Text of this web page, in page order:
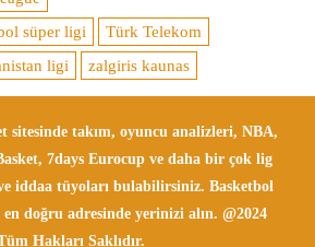
süper ligi
Türk Telekom
ligi zalgiris kaunas
sitesinde takım, oyuncu analizleri, NBA,
7days Eurocup ve daha bir çok lig
iddaa tüyoları bulabilirsiniz. Basketbol
doğru adresinde yerinizi alın. @2024
Hakları Saklıdır.